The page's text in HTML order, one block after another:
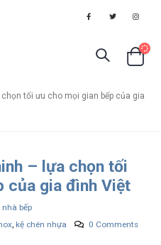
tối ưu cho mọi gian bếp của gia
– lựa chọn tối
của gia đình Việt
bếp
, kệ chén nhựa 0 Comments